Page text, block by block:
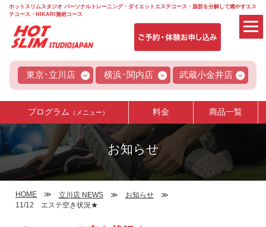
ホットスリムスタジオ パーソナルトレーニング・ダイエットエステコース・脂肪を分解して燃やすエス
テコース・HIKARI施術コース
東京･立川店 横浜･関内店 武蔵小金井店
プログラム （メニュー） 料金 商品一覧
お知らせ
HOME 立川店 NEWS
お知らせ
11/12 エステ空き状況★